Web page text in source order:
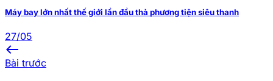
Máy bay lớn nhất thế giới lần đầu thả phương tiện siêu thanh
27/05
west
Bài trước